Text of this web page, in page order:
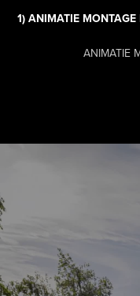
1) ANIMATIE
ANIMATIE